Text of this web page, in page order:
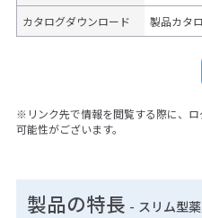
カタログダウンロード 製品カタ
※リンク先で情報を閲覧する際に、
可能性がございます。
製品の特長 - スリム型